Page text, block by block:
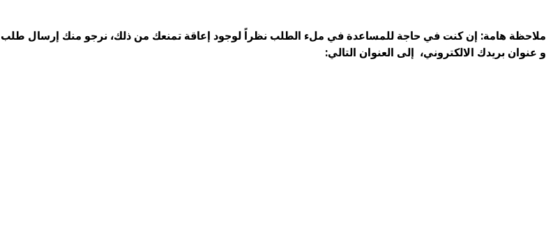
ملاحظة هامة: إن كنت في حاجة للمساعدة في ملء الطلب نظراً لوجود إعاقة تمنعك من ذلك، نرجو منك إرسال
و عنوان بريدك الالكتروني، إلى العنوان التالي: